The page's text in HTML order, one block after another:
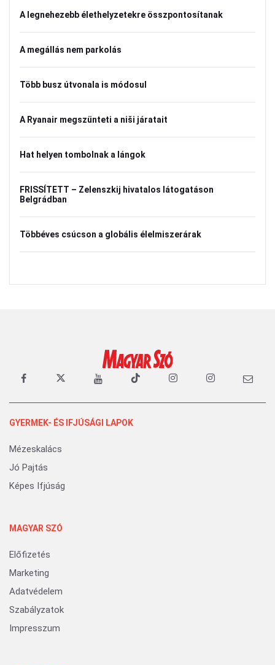
A legnehezebb élethelyzetekre összpontosítanak
A megállás nem parkolás
Több busz útvonala is módosul
A Ryanair megszünteti a niši járatait
Hat helyen tombolnak a lángok
FRISSÍTETT – Zelenszkij hivatalos látogatáson
Belgrádban
Többéves csúcson a globális élelmiszerárak
GYERMEK- ÉS IFJÚSÁGI LAPOK
Mézeskalács
Jó Pajtás
Képes Ifjúság
MAGYAR SZÓ
Előfizetés
Marketing
Adatvédelem
Szabályzatok
Impresszum